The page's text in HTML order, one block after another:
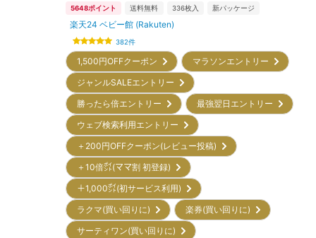
5648ポイント 送料無料 336枚入 新パッケージ
楽天24 ベビー館 (Rakuten)
382件
1,500円OFFクーポン
マラソンエントリー
ジャンルSALEエントリー
勝ったら倍エントリー
最強翌日エントリー
ウェブ検索利用エントリー
＋200円OFFクーポン(レビュー投稿)
＋10倍㌽(ママ割 初登録)
＋1,000㌽(初サービス利用)
ラクマ(買い回りに)
楽券(買い回りに)
サーティワン(買い回りに)